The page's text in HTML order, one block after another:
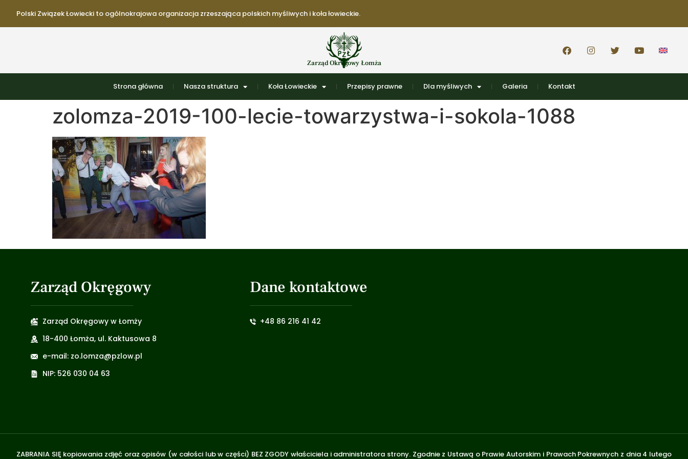
Polski Związek Łowiecki to ogólnokrajowa organizacja zrzeszająca polskich myśliwych i koła łowieckie.
Zarząd Okręgowy Łomża
Strona główna Nasza struktura Koła Łowieckie Przepisy prawne Dla myśliwych Galeria Kontakt
zolomza-2019-100-lecie-towarzystwa-i-sokola-1088
Zarząd Okręgowy
Zarząd Okręgowy w Łomży
18-400 Łomża, ul. Kaktusowa 8
e-mail: zo.lomza@pzlow.pl
NIP: 526 030 04 63
Dane kontaktowe
+48 86 216 41 42
ZABRANIA SIĘ kopiowania zdjęć oraz opisów (w całości lub w części) BEZ ZGODY właściciela i administratora strony. Zgodnie z Ustawą o Prawie Autorskim i Prawach Pokrewnych z dnia 4 lutego